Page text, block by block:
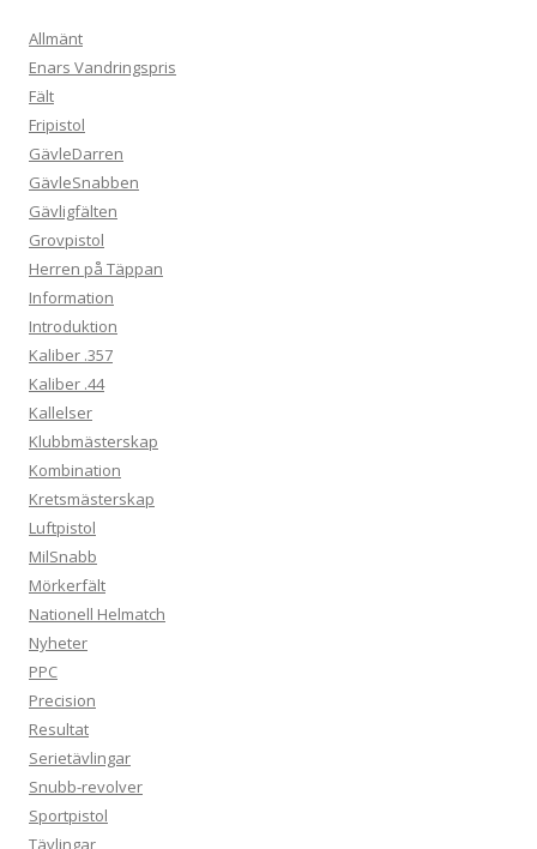
Allmänt
Enars Vandringspris
Fält
Fripistol
GävleDarren
GävleSnabben
Gävligfälten
Grovpistol
Herren på Täppan
Information
Introduktion
Kaliber .357
Kaliber .44
Kallelser
Klubbmästerskap
Kombination
Kretsmästerskap
Luftpistol
MilSnabb
Mörkerfält
Nationell Helmatch
Nyheter
PPC
Precision
Resultat
Serietävlingar
Snubb-revolver
Sportpistol
Tävlingar